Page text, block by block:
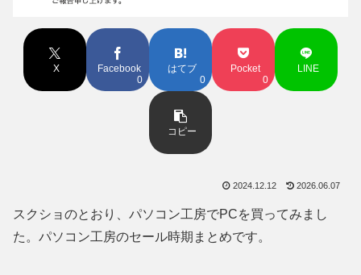
X
Facebook
0
はてブ
0
Pocket
0
LINE
コピー
2024.12.12 2026.06.07
スクショのとおり、パソコン工房でPCを買ってみまし
た。パソコン工房のセール時期まとめです。